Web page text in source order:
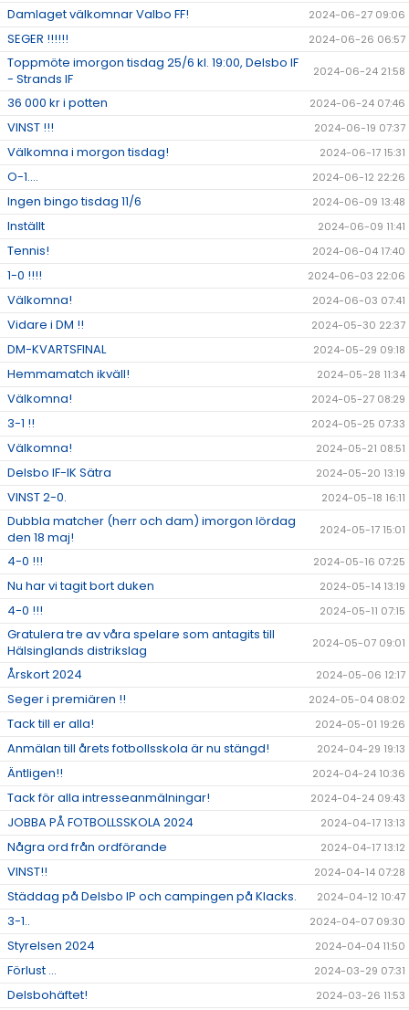
Damlaget välkomnar Valbo FF! 2024-06-27 09:06
SEGER !!!!!! 2024-06-26 06:57
Toppmöte imorgon tisdag 25/6 kl. 19:00, Delsbo IF
- Strands IF
2024-06-24 21:58
36 000 kr i potten 2024-06-24 07:46
VINST !!! 2024-06-19 07:37
Välkomna i morgon tisdag! 2024-06-17 15:31
O-1.... 2024-06-12 22:26
Ingen bingo tisdag 11/6 2024-06-09 13:48
Inställt 2024-06-09 11:41
Tennis! 2024-06-04 17:40
1-0 !!!! 2024-06-03 22:06
Välkomna! 2024-06-03 07:41
Vidare i DM !! 2024-05-30 22:37
DM-KVARTSFINAL 2024-05-29 09:18
Hemmamatch ikväll! 2024-05-28 11:34
Välkomna! 2024-05-27 08:29
3-1 !! 2024-05-25 07:33
Välkomna! 2024-05-21 08:51
Delsbo IF-IK Sätra 2024-05-20 13:19
VINST 2-0. 2024-05-18 16:11
Dubbla matcher (herr och dam) imorgon lördag
den 18 maj!
2024-05-17 15:01
4-0 !!! 2024-05-16 07:25
Nu har vi tagit bort duken 2024-05-14 13:19
4-0 !!! 2024-05-11 07:15
Gratulera tre av våra spelare som antagits till
Hälsinglands distrikslag
2024-05-07 09:01
Årskort 2024 2024-05-06 12:17
Seger i premiären !! 2024-05-04 08:02
Tack till er alla! 2024-05-01 19:26
Anmälan till årets fotbollsskola är nu stängd! 2024-04-29 19:13
Äntligen!! 2024-04-24 10:36
Tack för alla intresseanmälningar! 2024-04-24 09:43
JOBBA PÅ FOTBOLLSSKOLA 2024 2024-04-17 13:13
Några ord från ordförande 2024-04-17 13:12
VINST!! 2024-04-14 07:28
Städdag på Delsbo IP och campingen på Klacks. 2024-04-12 10:47
3-1.. 2024-04-07 09:30
Styrelsen 2024 2024-04-04 11:50
Förlust ... 2024-03-29 07:31
Delsbohäftet! 2024-03-26 11:53